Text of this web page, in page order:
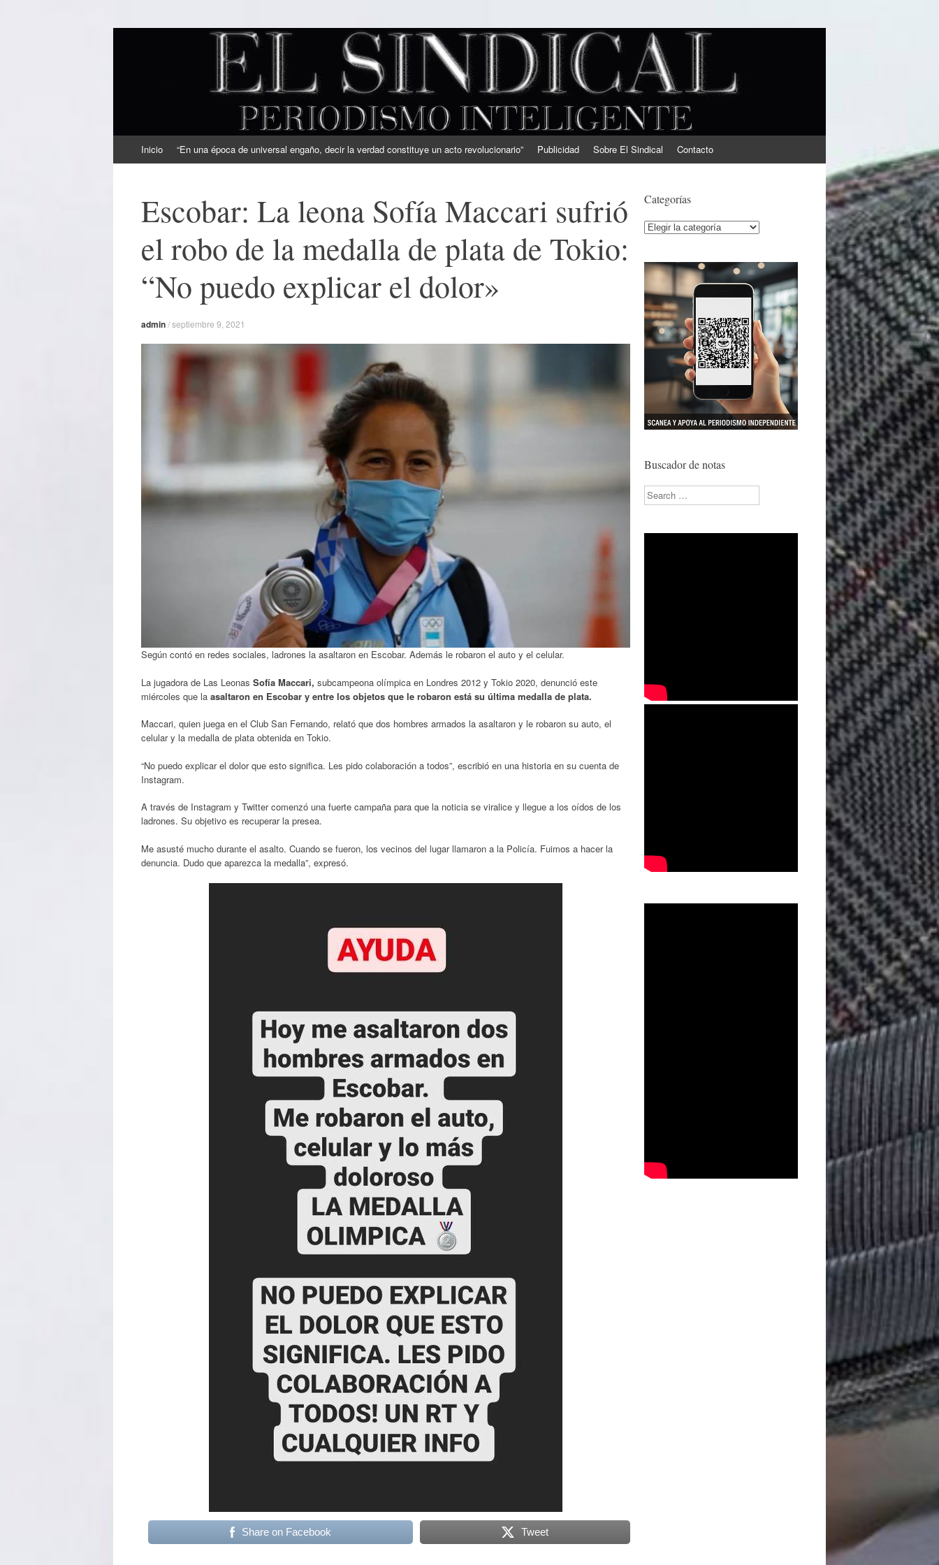
EL SINDICAL
Periodismo Inteligente
al
Inicio “En una época de universal engaño, decir la verdad constituye un acto revolucionario” Publicidad Sobre El Sindical Contacto
Escobar: La leona Sofía Maccari sufrió
el robo de la medalla de plata de Tokio:
“No puedo explicar el dolor»
admin/septiembre 9, 2021
Según contó en redes sociales, ladrones la asaltaron en Escobar. Además le robaron el auto y el celular.
La jugadora de Las Leonas Sofía Maccari, subcampeona olímpica en Londres 2012 y Tokio 2020, denunció este
miércoles que la asaltaron en Escobar y entre los objetos que le robaron está su última medalla de plata.
Maccari, quien juega en el Club San Fernando, relató que dos hombres armados la asaltaron y le robaron su auto, el
celular y la medalla de plata obtenida en Tokio.
“No puedo explicar el dolor que esto significa. Les pido colaboración a todos”, escribió en una historia en su cuenta de
Instagram.
A través de Instagram y Twitter comenzó una fuerte campaña para que la noticia se viralice y llegue a los oídos de los
ladrones. Su objetivo es recuperar la presea.
Me asusté mucho durante el asalto. Cuando se fueron, los vecinos del lugar llamaron a la Policía. Fuimos a hacer la
denuncia. Dudo que aparezca la medalla”, expresó.
Share on Facebook Tweet
Categorías
Categorías
Buscador de notas
Search